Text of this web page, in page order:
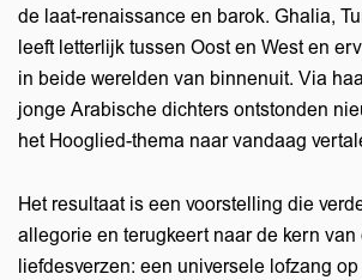
de laat-renaissance en barok. Ghalia,
leeft letterlijk tussen Oost en West en
in beide werelden van binnenuit. Via
jonge Arabische dichters ontstonden
het Hooglied-thema naar vandaag
Het resultaat is een voorstelling die
allegorie en terugkeert naar de kern
liefdesverzen: een universele lofzang